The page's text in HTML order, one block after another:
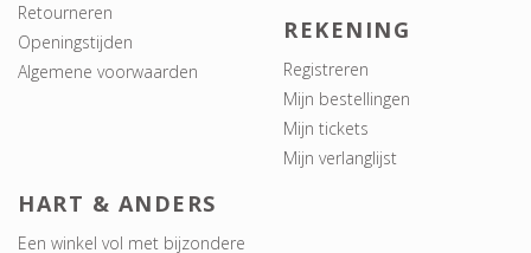
Retourneren
Openingstijden
Algemene voorwaarden
REKENING
Registreren
Mijn bestellingen
Mijn tickets
Mijn verlanglijst
HART & ANDERS
Een winkel vol met bijzondere